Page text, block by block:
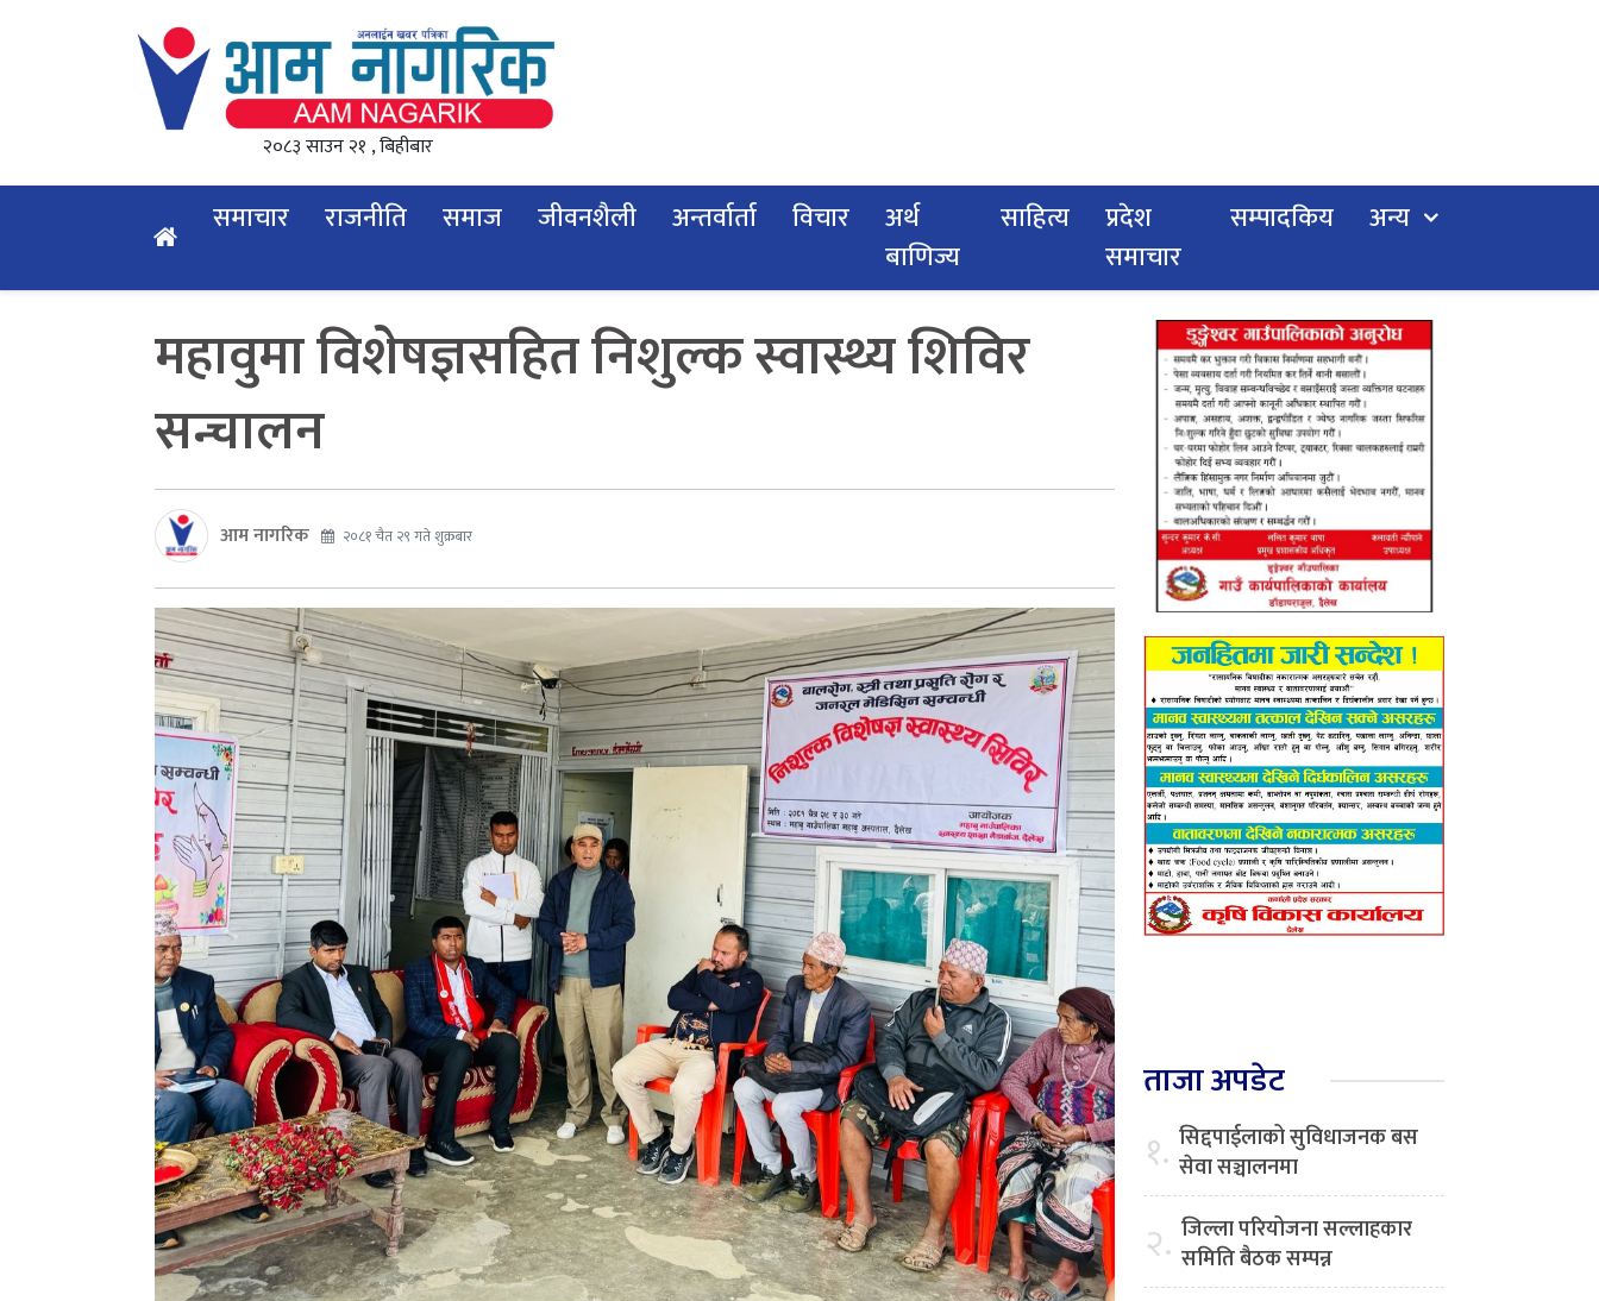
२०८३ साउन २१ , बिहीबार
समाचार राजनीति समाज जीवनशैली अन्तर्वार्ता विचार
अर्थ
बाणिज्य
साहित्य
प्रदेश
समाचार
सम्पादकिय अन्य
महावुमा विशेषज्ञसहित निशुल्क स्वास्थ्य शिविर
सन्चालन
आम नागरिक २०८१ चैत २९ गते शुक्रबार
ताजा अपडेट
१. सिद्दपाईलाको सुविधाजनक बस
सेवा सञ्चालनमा
२. जिल्ला परियोजना सल्लाहकार
समिति बैठक सम्पन्न